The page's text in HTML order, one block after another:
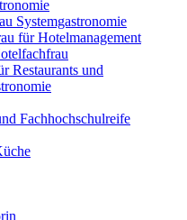
Systemgastronomie
für Hotelmanagement
Restaurants und
Fachhochschulreife